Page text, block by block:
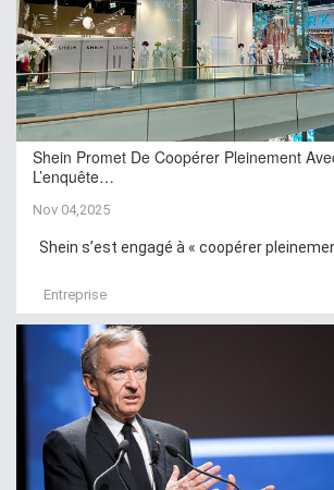
Shein Promet De Coopérer Pleinement
L’enquête…
Nov 04,2025
Shein s’est engagé à « coopérer
Entreprise